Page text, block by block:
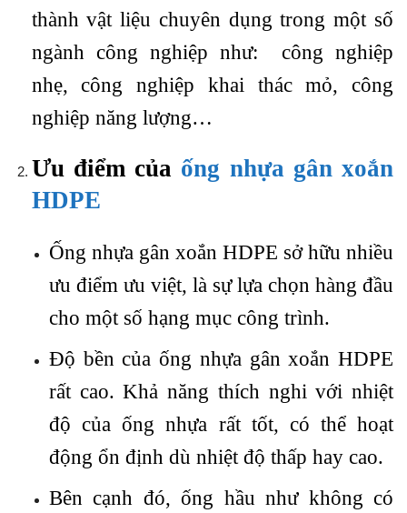
thành vật liệu chuyên dụng trong một số
ngành công nghiệp như: công nghiệp
nhẹ, công nghiệp khai thác mỏ, công
nghiệp năng lượng…
Ưu điểm của ống nhựa gân xoắn
HDPE
Ống nhựa gân xoắn HDPE sở hữu nhiều
ưu điểm ưu việt, là sự lựa chọn hàng đầu
cho một số hạng mục công trình.
Độ bền của ống nhựa gân xoắn HDPE
rất cao. Khả năng thích nghi với nhiệt
độ của ống nhựa rất tốt, có thể hoạt
động ổn định dù nhiệt độ thấp hay cao.
Bên cạnh đó, ống hầu như không có